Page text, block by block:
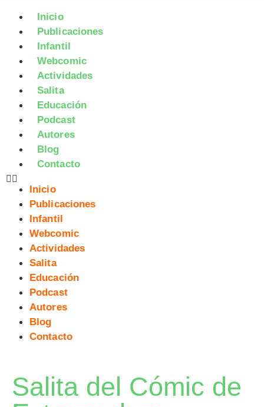
Inicio
Publicaciones
Infantil
Webcomic
Actividades
Salita
Educación
Podcast
Autores
Blog
Contacto
Inicio
Publicaciones
Infantil
Webcomic
Actividades
Salita
Educación
Podcast
Autores
Blog
Contacto
Salita del Cómic de